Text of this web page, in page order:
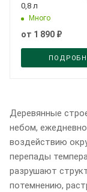
0,8 л
Много
от 1 890 ₽
Деревянные
небом,
воздействию
перепады
разрушают
потемнению,